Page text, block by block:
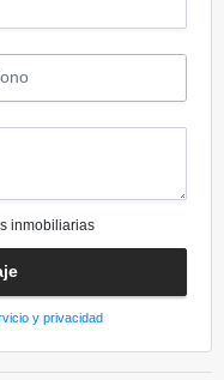
inmobiliarias
y privacidad